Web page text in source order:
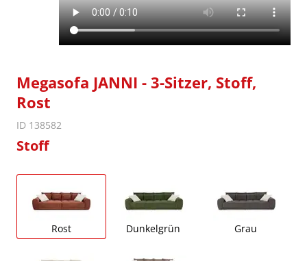
Megasofa JANNI - 3-Sitzer, Stoff,
Rost
ID 138582
Stoff
Rost Dunkelgrün Grau